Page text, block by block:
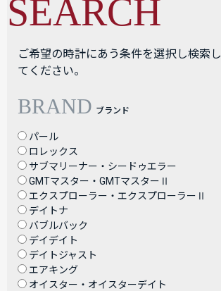
SEARCH
ご希望の時計にあう条件を選択し検索し
てください。
BRAND ブランド
パール
ロレックス
サブマリーナー・シードゥエラー
GMTマスター・GMTマスターⅡ
エクスプローラー・エクスプローラーⅡ
デイトナ
バブルバック
デイデイト
デイトジャスト
エアキング
オイスター・オイスターデイト